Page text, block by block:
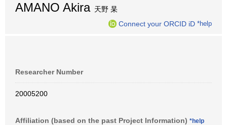
AMANO Akira天野 杲
Connect your ORCID iD *help
Researcher Number
20005200
Affiliation (based on the past Project Information) *help